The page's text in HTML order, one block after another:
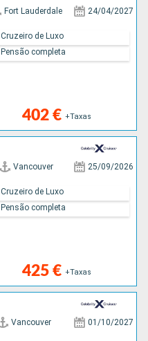
Fort Lauderdale 24/04/2027
402 € +Taxas
Cruzeiro de Luxo
Pensão completa
Vancouver 25/09/2026
425 € +Taxas
Cruzeiro de Luxo
Pensão completa
Vancouver 01/10/2027